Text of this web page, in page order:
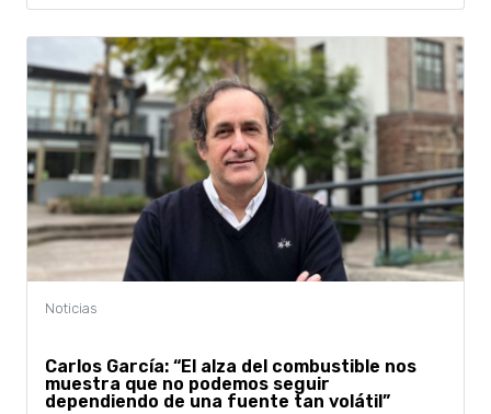
Carlos García: “El alza del combustible nos
muestra que no podemos seguir
dependiendo de una fuente tan volátil”